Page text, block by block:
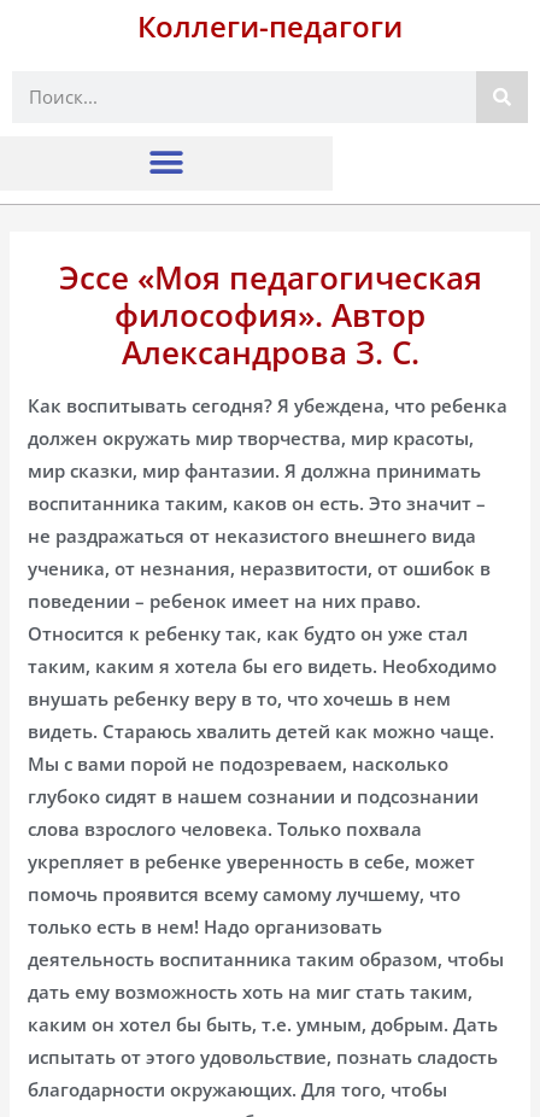
Коллеги-педагоги
Поиск
Эссе «Моя педагогическая
философия». Автор
Александрова З. С.
Как воспитывать сегодня? Я убеждена, что ребенка
должен окружать мир творчества, мир красоты,
мир сказки, мир фантазии. Я должна принимать
воспитанника таким, каков он есть. Это значит –
не раздражаться от неказистого внешнего вида
ученика, от незнания, неразвитости, от ошибок в
поведении – ребенок имеет на них право.
Относится к ребенку так, как будто он уже стал
таким, каким я хотела бы его видеть. Необходимо
внушать ребенку веру в то, что хочешь в нем
видеть. Стараюсь хвалить детей как можно чаще.
Мы с вами порой не подозреваем, насколько
глубоко сидят в нашем сознании и подсознании
слова взрослого человека. Только похвала
укрепляет в ребенке уверенность в себе, может
помочь проявится всему самому лучшему, что
только есть в нем! Надо организовать
деятельность воспитанника таким образом, чтобы
дать ему возможность хоть на миг стать таким,
каким он хотел бы быть, т.е. умным, добрым. Дать
испытать от этого удовольствие, познать сладость
благодарности окружающих. Для того, чтобы